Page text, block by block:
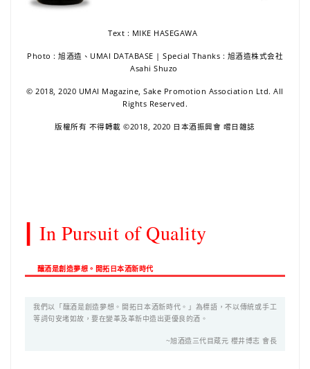
Text : MIKE HASEGAWA
Photo : 旭酒造、UMAI DATABASE | Special Thanks : 旭酒造株式会社
Asahi Shuzo
© 2018, 2020 UMAI Magazine, Sake Promotion Association Ltd. All
Rights Reserved.
版權所有 不得轉載 ©2018, 2020 日本酒振興會 嚐日雜誌
| In Pursuit of Quality
釀酒是創造夢想。開拓日本酒新時代
我們以「釀酒是創造夢想。開拓日本酒新時代。」為標語，不以傳統或手工
等詞句安堵如故，要在變革及革新中造出更優良的酒。
~旭酒造三代目蔵元 櫻井博志 會長